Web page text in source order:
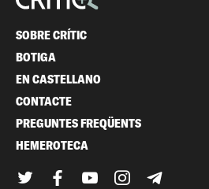
SOBRE CRÍTIC
BOTIGA
EN CASTELLANO
CONTACTE
PREGUNTES FREQÜENTS
HEMEROTECA
TwitterFacebook
YouTubeInstagram